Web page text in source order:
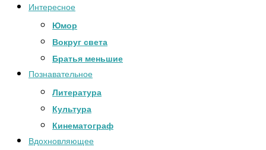
Интересное
Юмор
Вокруг света
Братья меньшие
Познавательное
Литература
Культура
Кинематограф
Вдохновляющее